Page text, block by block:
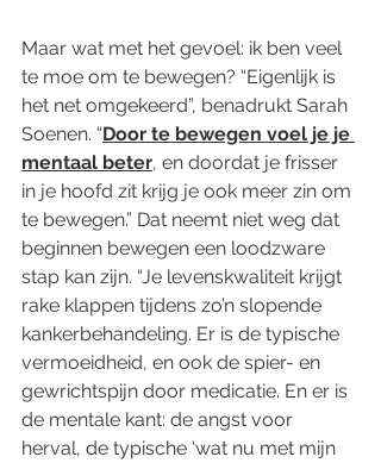
Maar wat met het gevoel: ik ben veel
te moe om te bewegen? “Eigenlijk is
het net omgekeerd”, benadrukt Sarah
Soenen. “Door te bewegen voel je je
mentaal beter, en doordat je frisser
in je hoofd zit krijg je ook meer zin om
te bewegen.” Dat neemt niet weg dat
beginnen bewegen een loodzware
stap kan zijn. “Je levenskwaliteit krijgt
rake klappen tijdens zo’n slopende
kankerbehandeling. Er is de typische
vermoeidheid, en ook de spier- en
gewrichtspijn door medicatie. En er is
de mentale kant: de angst voor
herval, de typische ‘wat nu met mijn